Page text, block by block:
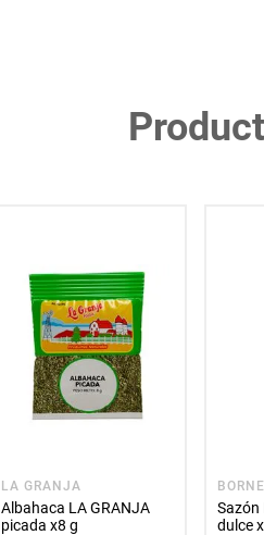
LA GRANJA
Albahaca LA GRANJA
picada x8 g
Sazón
dulce